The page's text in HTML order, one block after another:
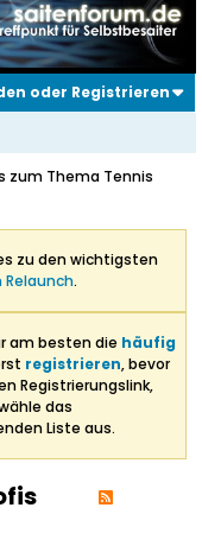
oder Registrieren
zum Thema Tennis
zu den wichtigsten
Relaunch.
am besten die häufig
registrieren, bevor
Registrierungslink,
das
Liste aus.